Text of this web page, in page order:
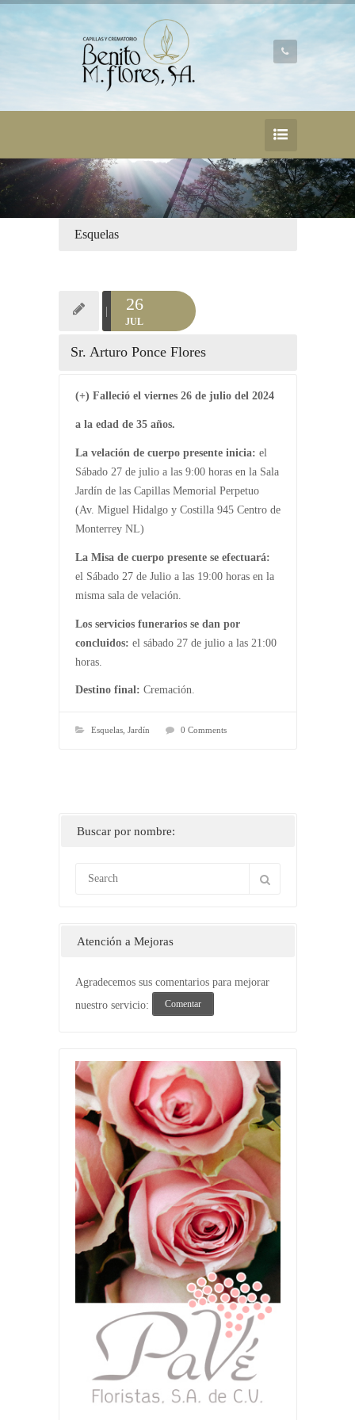
Esquelas
26
JUL
Sr. Arturo Ponce Flores
(+) Falleció el viernes 26 de julio del 2024
a la edad de 35 años.
La velación de cuerpo presente inicia: el
Sábado 27 de julio a las 9:00 horas en la Sala
Jardín de las Capillas Memorial Perpetuo
(Av. Miguel Hidalgo y Costilla 945 Centro de
Monterrey NL)
La Misa de cuerpo presente se efectuará:
el Sábado 27 de Julio a las 19:00 horas en la
misma sala de velación.
Los servicios funerarios se dan por
concluidos: el sábado 27 de julio a las 21:00
horas.
Destino final: Cremación.
Esquelas, Jardín 0 Comments
Buscar por nombre:
Atención a Mejoras
Agradecemos sus comentarios para mejorar
nuestro servicio:
Comentar